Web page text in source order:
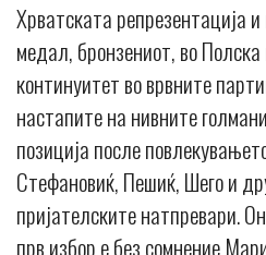
Хрватската репрезентација и
медал, бронзениот, во
континуитет во врвните
настапите на нивните
позиција после
Стефановиќ, Пешиќ, Шего и
пријателските натпревари.
прв избор е без сомнение